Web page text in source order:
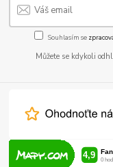
Souhlasím se
Můžete se kdykoli